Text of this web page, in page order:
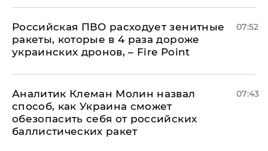
Российская ПВО расходует зенитные
ракеты, которые в 4 раза дороже
украинских дронов, – Fire Point
07:52
Аналитик Клеман Молин назвал
способ, как Украина сможет
обезопасить себя от российских
баллистических ракет
07:43